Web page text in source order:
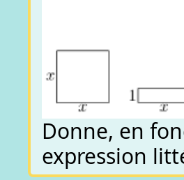
Donne, en
expression